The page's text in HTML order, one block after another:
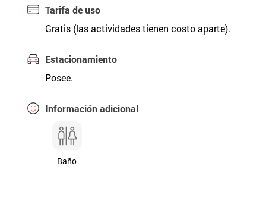
Tarifa de uso
Gratis (las actividades tienen costo aparte).
Estacionamiento
Posee.
Información adicional
Baño